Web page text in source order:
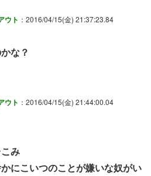
ウト ：2016/04/15(金) 21:37:23.84
な？
ウト ：2016/04/15(金) 21:44:00.04
み
にこいつのことが嫌いな奴がい